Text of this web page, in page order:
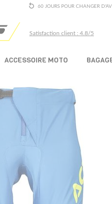
60 JOURS POUR CHANGER
Satisfaction client : 4.8/5
ACCESSOIRE MOTO